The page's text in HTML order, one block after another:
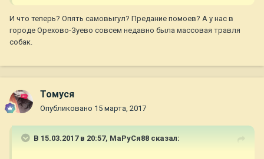
И что теперь? Опять самовыгул? Предание помоев? А у нас в
городе Орехово-Зуево совсем недавно была массовая травля
собак.
Томуся
Опубликовано 15 марта, 2017
В 15.03.2017 в 20:57, МаРуСя88 сказал: